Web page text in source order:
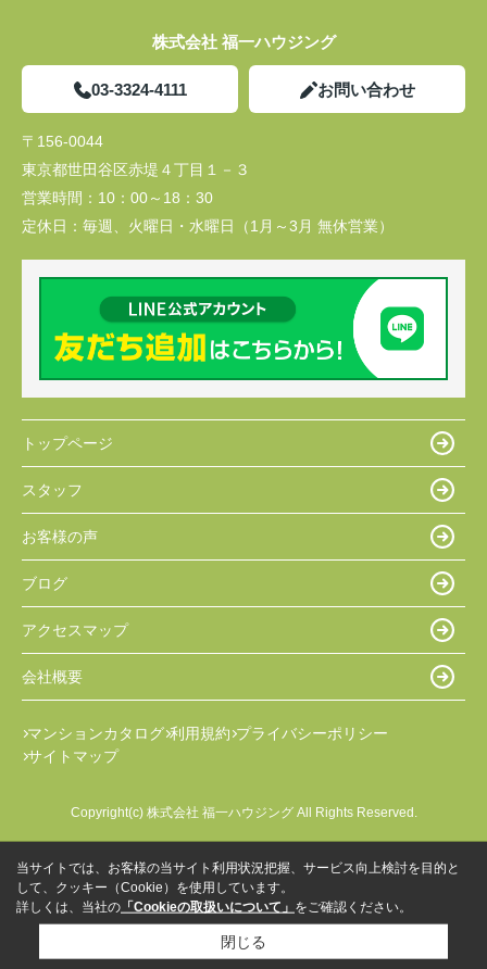
株式会社 福一ハウジング
03-3324-4111 お問い合わせ
〒156-0044
東京都世田谷区赤堤４丁目１－３
営業時間： 10：00～18：30
定休日： 毎週、火曜日・水曜日（1月～3月 無休営業）
トップページ
スタッフ
お客様の声
ブログ
アクセスマップ
会社概要
マンションカタログ 利用規約 プライバシーポリシー
サイトマップ
Copyright(c) 株式会社 福一ハウジング All Rights Reserved.
当サイトでは、お客様の当サイト利用状況把握、サービス向上検討を目的と
して、クッキー（Cookie）を使用しています。
詳しくは、当社の 「Cookieの取扱いについて」 をご確認ください。
閉じる